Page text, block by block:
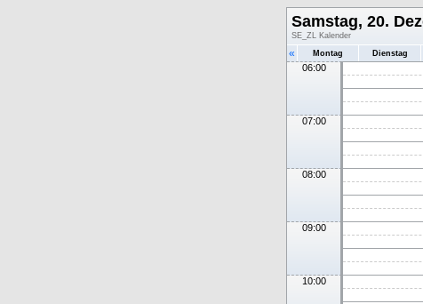
Samstag, 20.
SE_ZL Kalender
« Montag Dienstag
06:00
07:00
08:00
09:00
10:00